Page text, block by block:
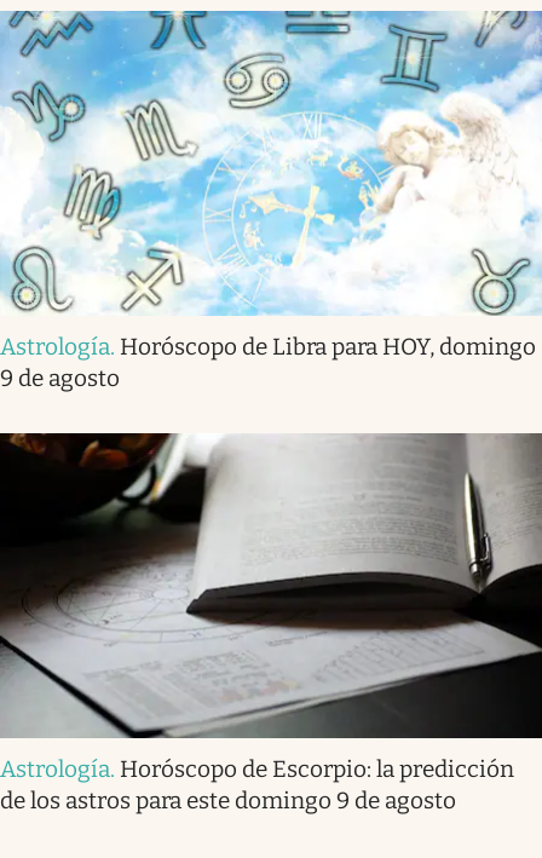
Astrología. Horóscopo de Libra para HOY, domingo
9 de agosto
Astrología. Horóscopo de Escorpio: la predicción
de los astros para este domingo 9 de agosto